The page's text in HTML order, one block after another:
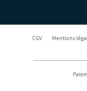
CGV Mentions